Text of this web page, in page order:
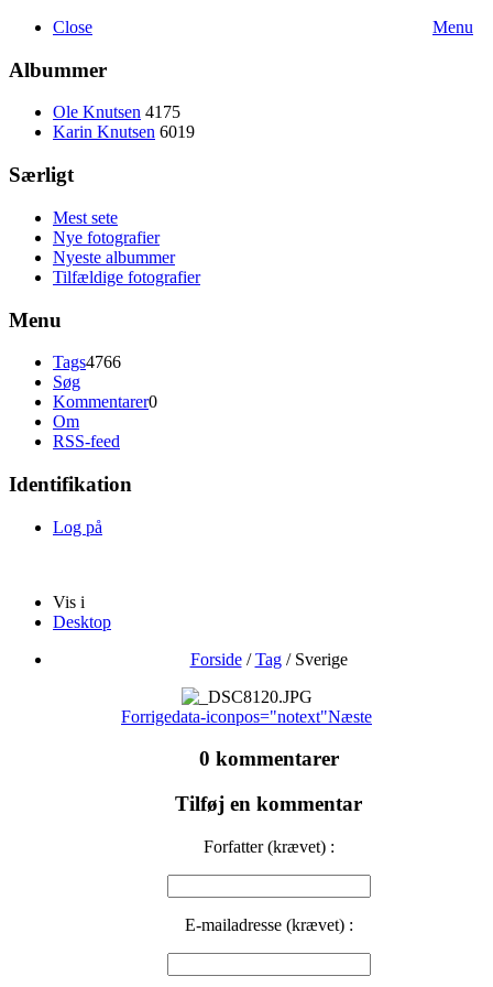
Menu
Close
Albummer
Ole Knutsen 4175
Karin Knutsen 6019
Særligt
Mest sete
Nye fotografier
Nyeste albummer
Tilfældige fotografier
Menu
Tags4766
Søg
Kommentarer0
Om
RSS-feed
Identifikation
Log på
Vis i
Desktop
Forside/Tag / Sverige
Forrigedata-iconpos="notext"Næste
0 kommentarer
Tilføj en kommentar
Forfatter (krævet) :
E-mailadresse (krævet) :